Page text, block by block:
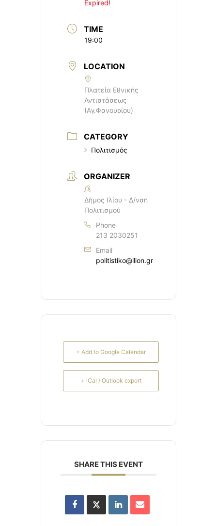
Expired!
TIME
19:00
LOCATION
Πλατεία Εθνικής
Αντιστάσεως
(Αγ.Φανουρίου)
CATEGORY
Πολιτισμός
ORGANIZER
Δήμος Ιλίου - Δ/νση
Πολιτισμού
Phone
213 2030251
Email
politistiko@ilion.gr
+ Add to Google Calendar
+ iCal / Outlook export
SHARE THIS EVENT